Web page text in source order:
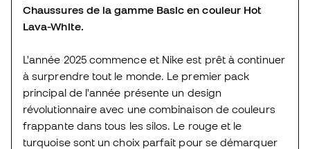
Chaussures de la gamme Basic en couleur Hot
Lava-White.
L'année 2025 commence et Nike est prêt à continuer
à surprendre tout le monde. Le premier pack
principal de l'année présente un design
révolutionnaire avec une combinaison de couleurs
frappante dans tous les silos. Le rouge et le
turquoise sont un choix parfait pour se démarquer